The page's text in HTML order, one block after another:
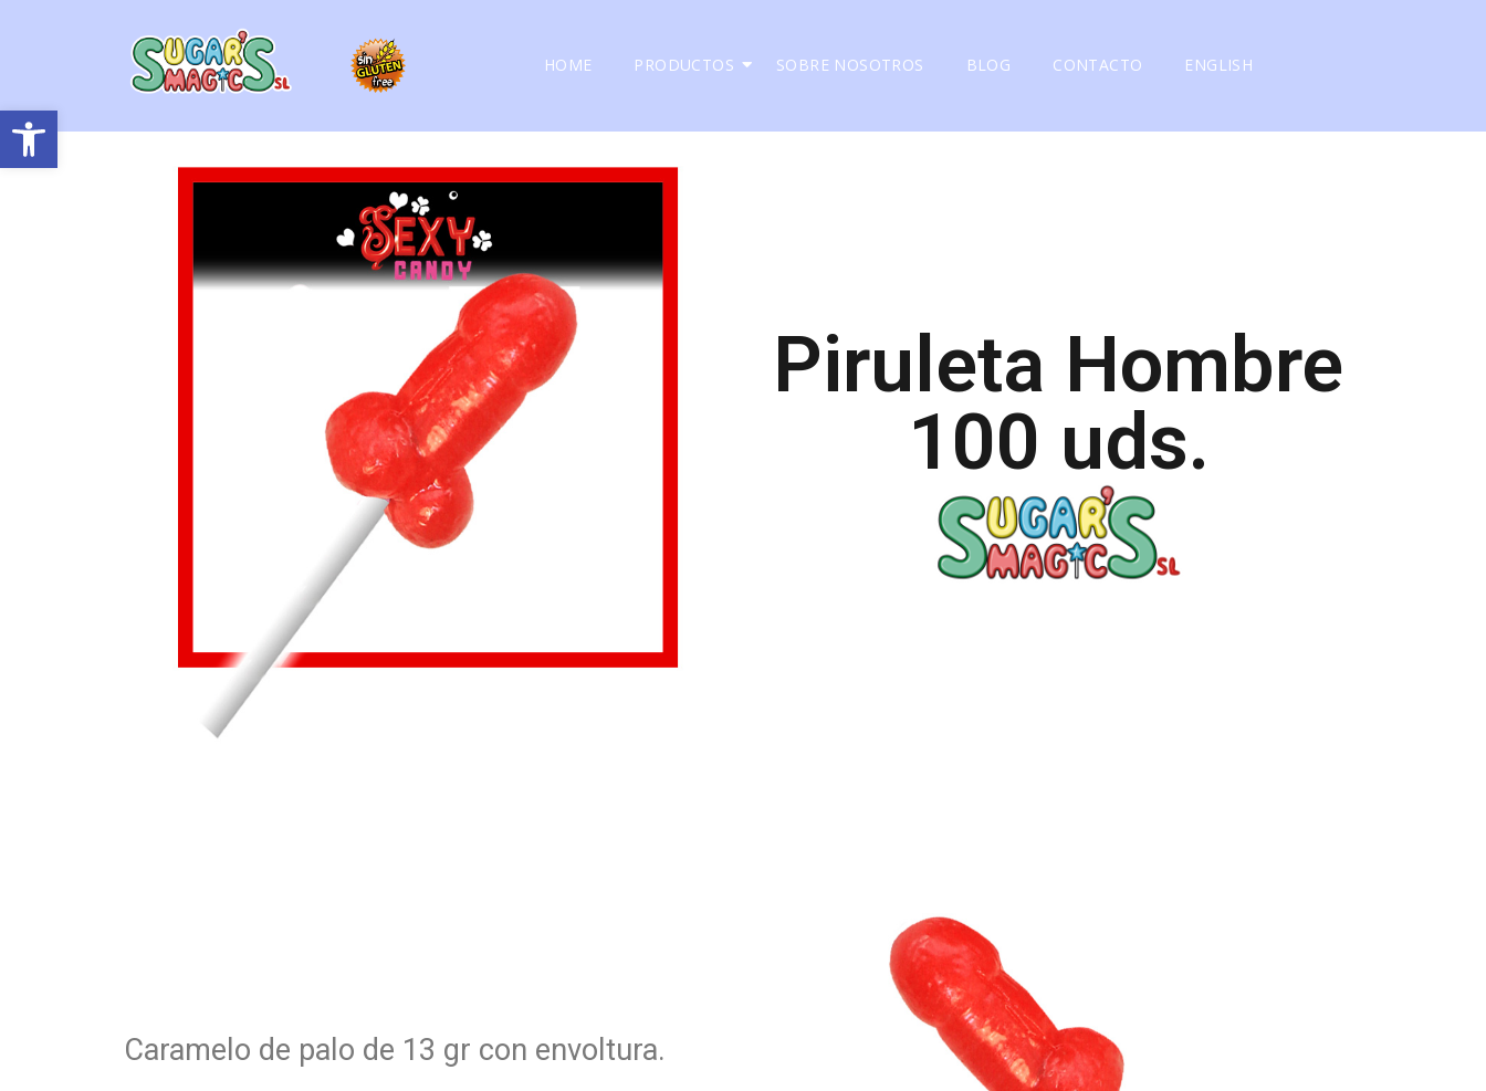
Abrir barra de herramientas
HOME PRODUCTOS SOBRE NOSOTROS BLOG CONTACTO ENGLISH
Piruleta Hombre
100 uds.
Caramelo de palo de 13 gr con envoltura.